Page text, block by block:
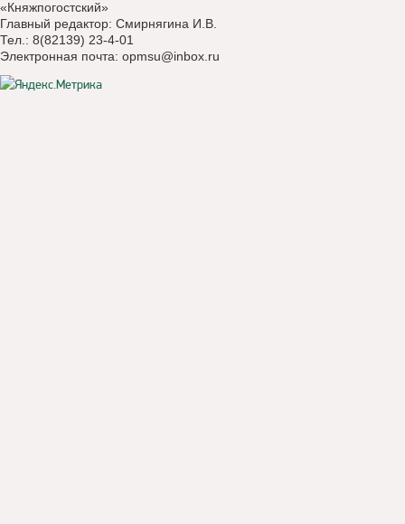
«Княжпогостский»
Главный редактор: Смирнягина И.В.
Тел.: 8(82139) 23-4-01
Электронная почта: opmsu@inbox.ru